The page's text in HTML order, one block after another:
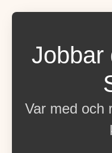
Jobbar
Var med och